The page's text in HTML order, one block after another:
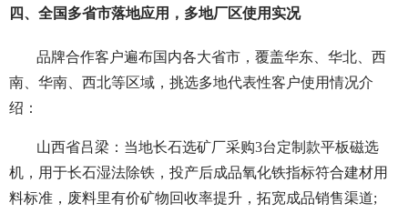
四、全国多省市落地应用，多地厂区使用实况
品牌合作客户遍布国内各大省市，覆盖华东、华北、西
南、华南、西北等区域，挑选多地代表性客户使用情况介
绍：
山西省吕梁：当地长石选矿厂采购3台定制款平板磁选
机，用于长石湿法除铁，投产后成品氧化铁指标符合建材用
料标准，废料里有价矿物回收率提升，拓宽成品销售渠道;